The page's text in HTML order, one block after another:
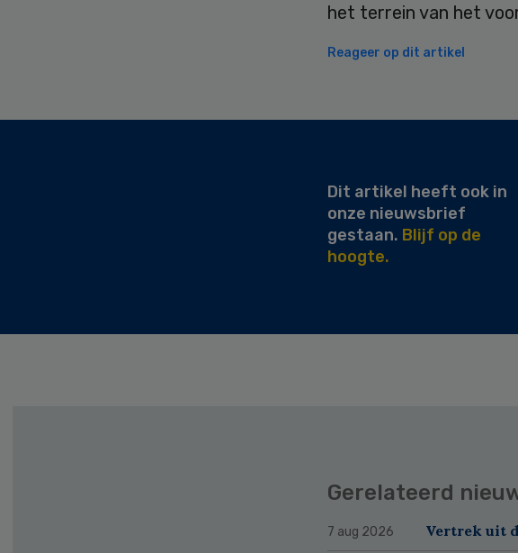
het terrein van het
Reageer op dit artikel
Dit artikel heeft ook in
onze nieuwsbrief
gestaan. Blijf op de
hoogte.
Gerelateerd
7 aug 2026 Vertrek uit